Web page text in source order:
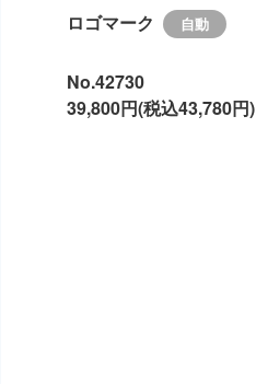
ロゴマーク
No.42730
39,800円(税込43,780円)